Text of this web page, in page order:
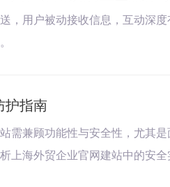
，用户被动接收信息，互动深
护指南
需兼顾功能性与安全性，尤其
上海外贸企业官网建站中的安全